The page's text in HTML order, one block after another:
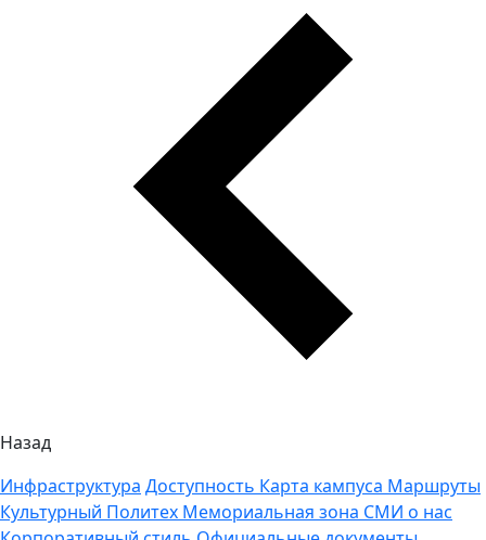
Назад
Инфраструктура Доступность Карта кампуса Маршруты
Культурный Политех Мемориальная зона СМИ о нас